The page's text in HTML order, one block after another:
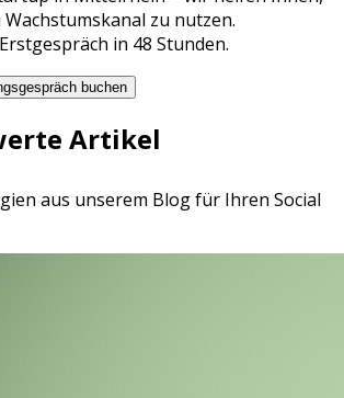
Wachstumskanal zu nutzen.
in 48 Stunden.
buchen
Artikel
aus unserem Blog für Ihren Social